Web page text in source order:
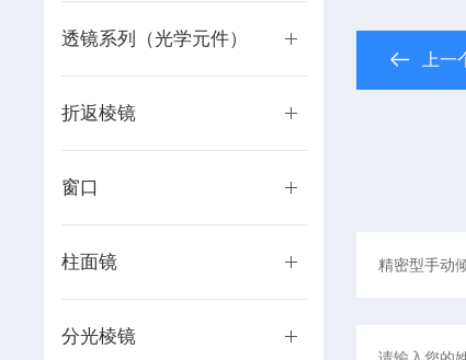
透镜系列（光学元件）
折返棱镜
窗口
柱面镜
分光棱镜
上一